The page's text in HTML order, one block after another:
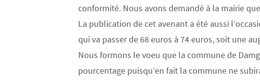
conformité. Nous avons demandé à la mairie
La publication de cet avenant a été aussi
qui va passer de 68 euros à 74 euros, soit une
Nous formons le voeu que la commune de
pourcentage puisqu’en fait la commune ne